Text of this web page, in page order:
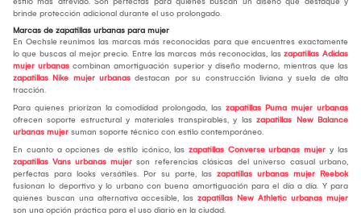
brinde protección adicional durante el uso prolongado.
Marcas de zapatillas urbanas para mujer
En Oechsle reunimos las marcas más reconocidas para que encuentres exactamente
lo que buscas al mejor precio. Entre las marcas más reconocidas, las zapatillas Adidas
mujer urbanas combinan amortiguación superior y diseño moderno, mientras que las
zapatillas Nike mujer urbanas destacan por su construcción liviana y suela de alta
tracción.
Para quienes priorizan la comodidad prolongada, las zapatillas Puma mujer urbanas
ofrecen soporte estructural y materiales transpirables, y las zapatillas New Balance
urbanas mujer suman soporte técnico con estilo contemporáneo.
En cuanto a opciones de estilo icónico, las zapatillas Converse urbanas mujer y las
zapatillas Vans urbanas mujer son referencias clásicas del universo casual urbano,
perfectas para looks versátiles. Por su parte, las zapatillas urbanas mujer Reebok
fusionan lo deportivo y lo urbano con buena amortiguación para el día a día. Y para
quienes buscan una alternativa accesible, las zapatillas New Athletic urbanas mujer
son una opción práctica para el uso diario en la ciudad.